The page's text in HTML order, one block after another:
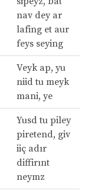
nav dey ar
lafing et aur
feys seying
Veyk ap, yu
niid tu meyk
mani, ye
Yusd tu piley
piretend, giv
iiç adır
diffirınt
neymz